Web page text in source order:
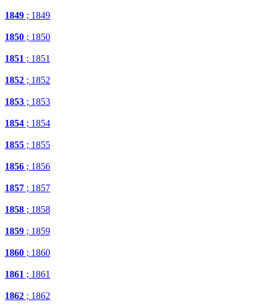
1849 ; 1849
1850 ; 1850
1851 ; 1851
1852 ; 1852
1853 ; 1853
1854 ; 1854
1855 ; 1855
1856 ; 1856
1857 ; 1857
1858 ; 1858
1859 ; 1859
1860 ; 1860
1861 ; 1861
1862 ; 1862